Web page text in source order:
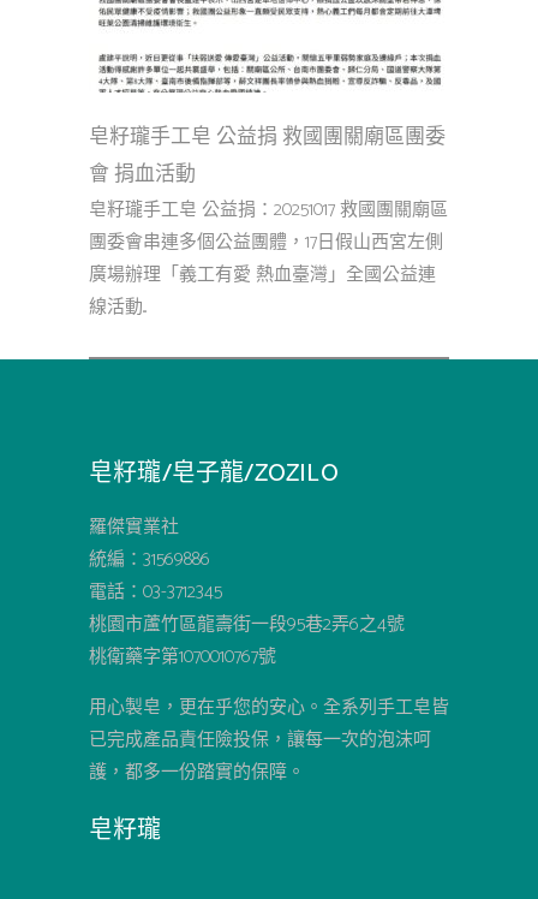
皂籽瓏手工皂 公益捐 救國團關廟區團委
會 捐血活動
皂籽瓏手工皂 公益捐：20251017 救國團關廟區
團委會串連多個公益團體，17日假山西宮左側
廣場辦理「義工有愛 熱血臺灣」全國公益連
線活動...
皂籽瓏/皂子龍/ZOZILO
羅傑實業社
統編：31569886
電話：03-3712345
桃園市蘆竹區龍壽街一段95巷2弄6之4號
桃衛藥字第1070010767號
用心製皂，更在乎您的安心。全系列手工皂皆
已完成產品責任險投保，讓每一次的泡沫呵
護，都多一份踏實的保障。
皂籽瓏